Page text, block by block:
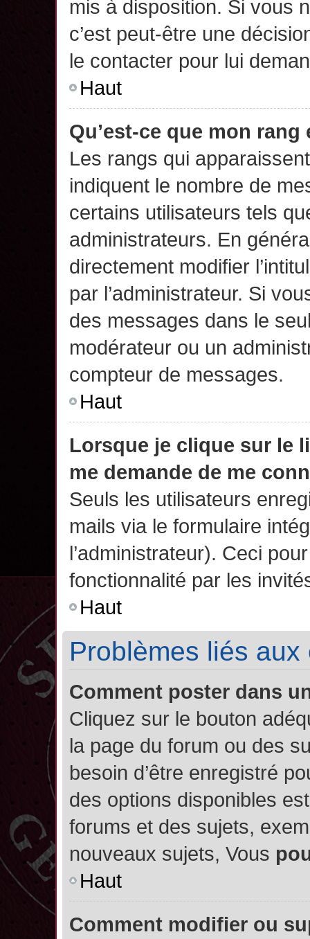
mis à disposition. Si vous
c’est peut-être une
le contacter pour lui
Haut
Qu’est-ce que mon
Les rangs qui
indiquent le nombre de
certains utilisateurs tels
administrateurs. En
directement modifier
par l’administrateur. Si
des messages dans le
modérateur ou un
compteur de messages.
Haut
Lorsque je clique sur le
me demande de me
Seuls les utilisateurs
mails via le formulaire
l’administrateur). Ceci
fonctionnalité par les
Haut
Problèmes liés
Comment poster dans
Cliquez sur le bouton
la page du forum ou des
besoin d’être enregistré
des options disponibles
forums et des sujets,
nouveaux sujets, Vous
Haut
Comment modifier ou